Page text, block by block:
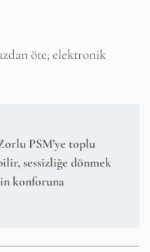
öte; elektronik
PSM’ye toplu
sessizliğe dönmek
konforuna